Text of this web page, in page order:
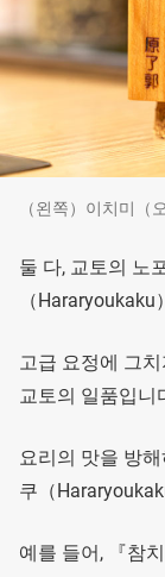
（왼쪽）이치미（
둘 다, 교토의 노
（
고급 요정에 그
교토의 일품입니
요리의 맛을 방
쿠（
예를 들어, 『참